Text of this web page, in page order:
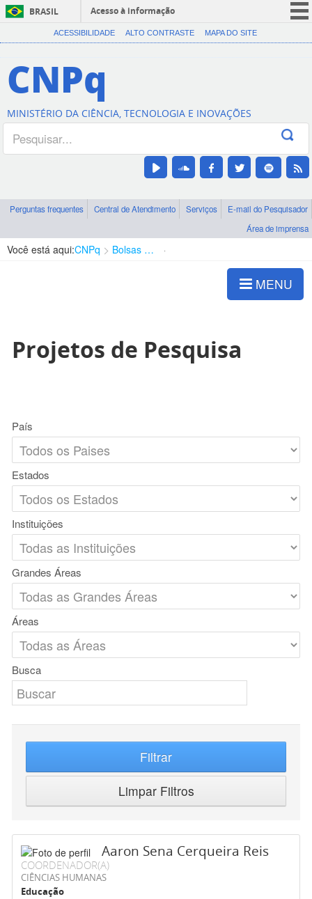
BRASIL
Acesso à informação
CORONAVÍRUS (COVID-19)
Canais
ACESSIBILIDADE ALTO CONTRASTE MAPA DO SITE
CNPq
MINISTÉRIO DA CIÊNCIA, TECNOLOGIA E INOVAÇÕES
Perguntas frequentes Central de Atendimento Serviços
E-mail do Pesquisador
Área de imprensa
Você está aqui:CNPq Bolsas e Auxílios Vigentes
MENU
Projetos de Pesquisa
País
Estados
Instituições
Grandes Áreas
Áreas
Busca
Filtrar
Limpar Filtros
Aaron Sena Cerqueira Reis
COORDENADOR(A)
CIÊNCIAS HUMANAS
Educação